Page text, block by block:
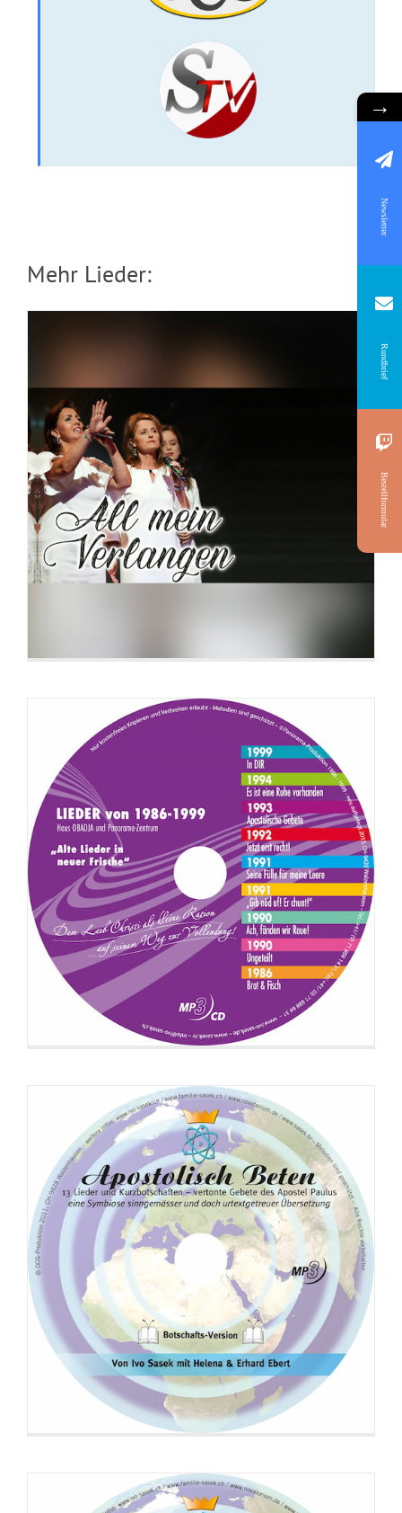
Mehr Lieder:
CD: All mein Verlangen
CD: Alte Lieder in neuer Frische (Lieder
von 1986-1999)
CD: Apostolisch Beten (Botschafts-
Version)
CD: Apostolisch Beten (Liedversion)
→
Newsletter
Rundbrief
Bestellformular